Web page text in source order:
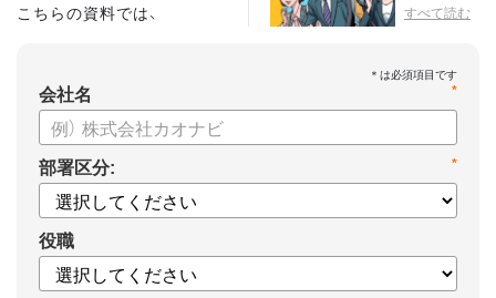
すべて読む
こちらの資料では、
・エンゲージメントを高める
には？
・エンゲージメント向上に役立つカオナビの特徴
についてまとめましたので、ぜひお役立てください。
*
会社名
*
部署区分:
役職